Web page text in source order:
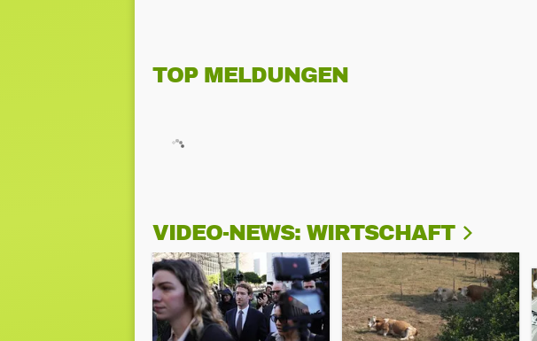
TOP MELDUNGEN
VIDEO-NEWS: WIRTSCHAFT